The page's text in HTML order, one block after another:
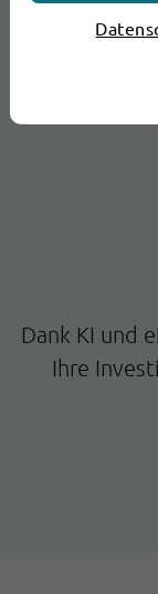
Sie auf
Dank KI und
Ihre